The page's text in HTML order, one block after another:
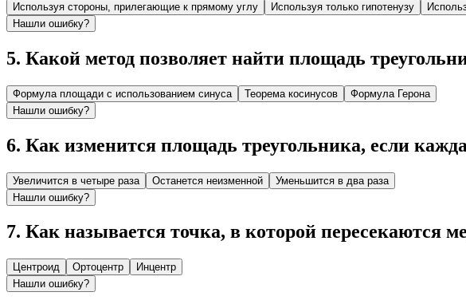
Используя стороны, прилегающие к прямому углу Используя только гипотенузу
Нашли ошибку?
5. Какой метод позволяет найти площадь
Формула площади с использованием синуса Теорема косинусов
Формула Герона
Нашли ошибку?
6. Как изменится площадь треугольника, если
Увеличится в четыре раза Останется неизменной
Уменьшится в два раза
Нашли ошибку?
7. Как называется точка, в которой пересекаются
Центроид Ортоцентр
Инцентр
Нашли ошибку?